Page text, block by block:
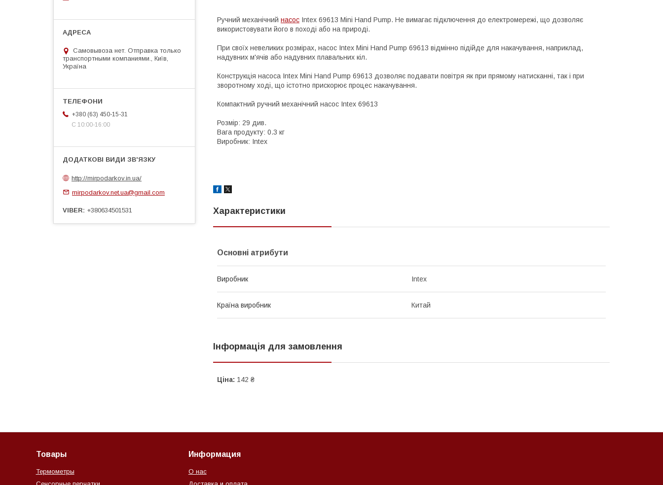
Ручний механічний насос Intex 69613 Mini Hand Pump. Не вимагає підключення до електромережі, що дозволяє
використовувати його в поході або на природі.
При своїх невеликих розмірах, насос Intex Mini Hand Pump 69613 відмінно підійде для накачування, наприклад,
надувних м'ячів або надувних плавальних кіл.
Конструкція насоса Intex Mini Hand Pump 69613 дозволяє подавати повітря як при прямому натисканні, так і при
зворотному ході, що істотно прискорює процес накачування.
Компактний ручний механічний насос Intex 69613
Розмір: 29 див.
Вага продукту: 0.3 кг
Виробник: Intex
Характеристики
Основні атрибути
Виробник Intex
Країна виробник Китай
Інформація для замовлення
Ціна: 142 ₴
Самовывоза нет. Отправка только
транспортными компаниями., Київ,
Україна
+380 (63) 450-15-31
С 10:00-16:00
http://mirpodarkov.in.ua/
mirpodarkov.net.ua@gmail.com
VIBER +380634501531
Товары
Термометры
Информация
О нас